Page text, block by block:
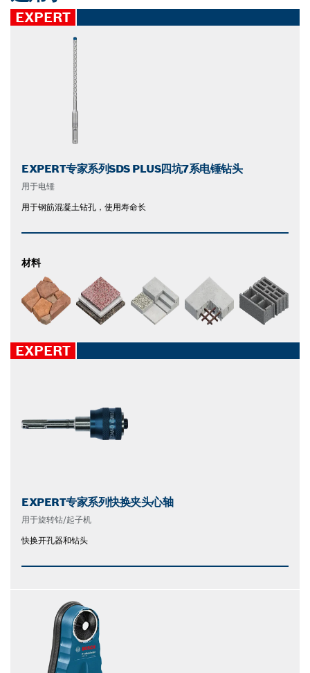
EXPERT
EXPERT专家系列SDS PLUS四坑7系电锤钻头
用于电锤
用于钢筋混凝土钻孔，使用寿命长
材料
EXPERT
EXPERT专家系列快换夹头心轴
用于旋转钻/起子机
快换开孔器和钻头